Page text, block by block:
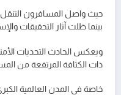
حيث واصل المسافرون التنقل
بينما ظلت آثار التحقيقات
ويعكس الحادث التحديات
ذات الكثافة المرتفعة من
خاصة في المدن العالمية